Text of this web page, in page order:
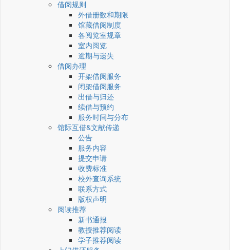
借阅规则
外借册数和期限
馆藏借阅制度
各阅览室规章
室内阅览
逾期与遗失
借阅办理
开架借阅服务
闭架借阅服务
出借与归还
续借与预约
服务时间与分布
馆际互借&文献传递
公告
服务内容
提交申请
收费标准
校外查询系统
联系方式
版权声明
阅读推荐
新书通报
教授推荐阅读
学子推荐阅读